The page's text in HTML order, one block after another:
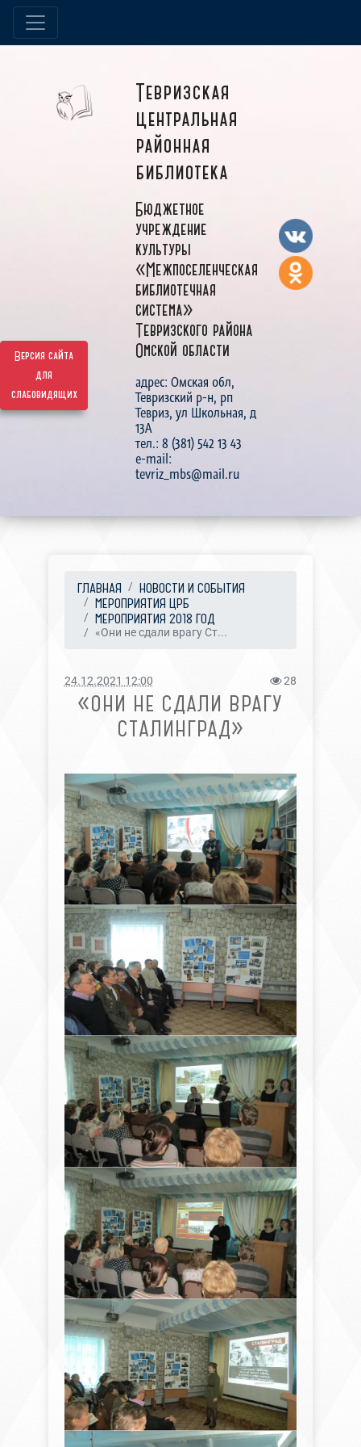
Версия сайта
для
слабовидящих
Тевризская
центральная
районная
библиотека
Бюджетное
учреждение
культуры
«Межпоселенческая
библиотечная
система»
Тевризского района
Омской области
адрес: Омская обл,
Тевризский р-н, рп
Тевриз, ул Школьная, д
13А
тел.: 8 (381) 542 13 43
e-mail:
tevriz_mbs@mail.ru
ГЛАВНАЯ
НОВОСТИ И СОБЫТИЯ
МЕРОПРИЯТИЯ ЦРБ
МЕРОПРИЯТИЯ 2018 ГОД
«Они не сдали врагу Ст...
24.12.2021 12:00 28
«ОНИ НЕ СДАЛИ ВРАГУ
СТАЛИНГРАД»